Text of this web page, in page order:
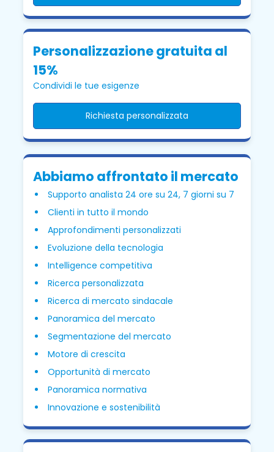
Personalizzazione gratuita al
15%
Condividi le tue esigenze
Richiesta personalizzata
Abbiamo affrontato il mercato
Supporto analista 24 ore su 24, 7 giorni su 7
Clienti in tutto il mondo
Approfondimenti personalizzati
Evoluzione della tecnologia
Intelligence competitiva
Ricerca personalizzata
Ricerca di mercato sindacale
Panoramica del mercato
Segmentazione del mercato
Motore di crescita
Opportunità di mercato
Panoramica normativa
Innovazione e sostenibilità